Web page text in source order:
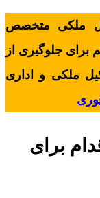
ملکی متخصص
برای جلوگیری از
ملکی و اداری
برای